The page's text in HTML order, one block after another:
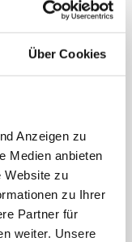
Über Cookies
Anzeigen zu
Medien anbieten
Website zu
zu Ihrer
Partner für
weiter. Unsere